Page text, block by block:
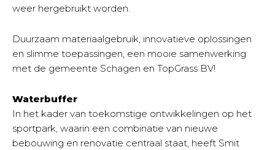
weer hergebruikt worden.
Duurzaam materiaalgebruik, innovatieve oplossingen
en slimme toepassingen, een mooie samenwerking
met de gemeente Schagen en TopGrass BV!
Waterbuffer
In het kader van toekomstige ontwikkelingen op het
sportpark, waarin een combinatie van nieuwe
bebouwing en renovatie centraal staat, heeft Smit